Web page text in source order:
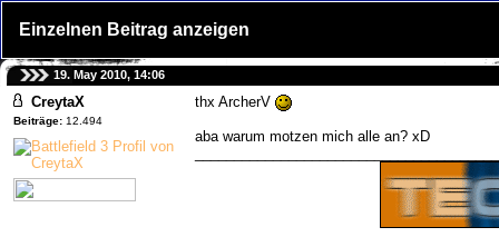
Einzelnen Beitrag anzeigen
19. May 2010, 14:06
CreytaX
Beiträge: 12.494
thx ArcherV
aba warum motzen mich alle an? xD